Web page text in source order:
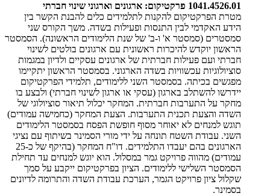
1041.4526.01 פרקטיקום: ארגונים וארגוני שינוי חברתי
מטרת הפרקטיקום להקנות לתלמידים כלים להבנת הקשר בין
הידע האקדמי לבין התנסות ופעילות בשדה. משך הקורס שני
סמסטרים (סמסטר א' ו-ב' של שנת הלימודים הראשונה). הסמסטר
הראשון יוקדש להיכרות ראשונית עם ארגונים בולטים לשינוי
חברתי ועם פעילות חברתית של ארגונים עסקיים ולדיון במגמות
סוציולוגיות עכשוויות בשדה הארגוני. בסמסטר הראשון יתקיימו
מפגשים בכיתה. בסמסטר השני ללימודים, תלמידי הפרקטיקום
יידרשו להשתלב בארגון (עסקי או ארגון לשינוי חברתי) ולבצע בו
מחקר על התערבות חברתית. המחקר יכלול תיאור סוציולוגי של
השדה והצעת תכנית התערבות. הצעת המחקר (כחמישה עמודים)
תוגש למנחים לא יאוחר מסוף חופשת הפסח בסמסטר הלימודים
השני. עבודת השטח תונחה על ידי מורי הסמינר בשיתוף עם נציגי
הארגונים בהם יעבדו התלמידים. דו"ח המחקר (בהיקף של כ-25
עמודים) מהווה פרויקט גמר במסלול. הוא יוגש למנחים עד תחילת
הסמסטר השלישי ללימודים. הציון בפרקטיקום ייקבע על סמך
שקלול ציון פרויקט הגמר, הערכת עבודת השדה והתרומה לדיונים
בסמינר.